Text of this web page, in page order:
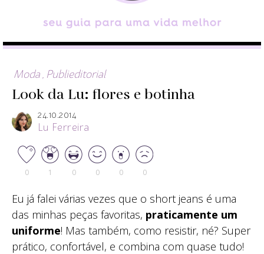
Moda Publieditorial
Look da Lu: flores e botinha
24.10.2014
Lu Ferreira
0 1 0 0 0 0
Eu já falei várias vezes que o short jeans é uma
das minhas peças favoritas, praticamente um
uniforme! Mas também, como resistir, né? Super
prático, confortável, e combina com quase tudo!